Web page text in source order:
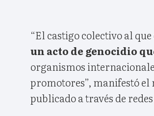
“El castigo colectivo al
un acto de genocidio
organismos
promotores”, manifestó
publicado a través de